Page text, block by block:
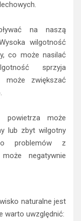
na naszą
wilgotność
co może nasilać
sprzyja
może zwiększać
powietrza może
lub zbyt wilgotny
problemów z
negatywnie
naturalne jest
warto uwzględnić: